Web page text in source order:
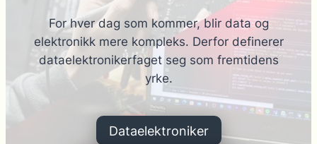
For hver dag som kommer, blir data og
elektronikk mere kompleks. Derfor definerer
dataelektronikerfaget seg som fremtidens
yrke.
Dataelektroniker